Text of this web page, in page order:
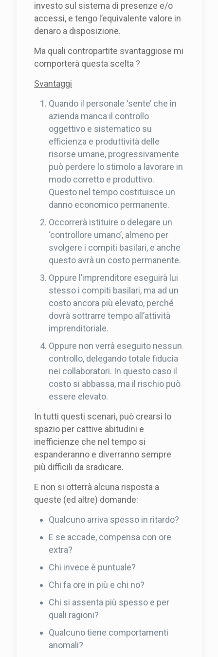
investo sul sistema di presenze e/o
accessi, e tengo l’equivalente valore in
denaro a disposizione.
Ma quali contropartite svantaggiose mi
comporterà questa scelta ?
Svantaggi
Quando il personale ‘sente’ che in
azienda manca il controllo
oggettivo e sistematico su
efficienza e produttività delle
risorse umane, progressivamente
può perdere lo stimolo a lavorare in
modo corretto e produttivo.
Questo nel tempo costituisce un
danno economico permanente.
Occorrerà istituire o delegare un
‘controllore umano’, almeno per
svolgere i compiti basilari, e anche
questo avrà un costo permanente.
Oppure l’imprenditore eseguirà lui
stesso i compiti basilari, ma ad un
costo ancora più elevato, perché
dovrà sottrarre tempo all’attività
imprenditoriale.
Oppure non verrà eseguito nessun
controllo, delegando totale fiducia
nei collaboratori. In questo caso il
costo si abbassa, ma il rischio può
essere elevato.
In tutti questi scenari, può crearsi lo
spazio per cattive abitudini e
inefficienze che nel tempo si
espanderanno e diverranno sempre
più difficili da sradicare.
E non si otterrà alcuna risposta a
queste (ed altre) domande:
Qualcuno arriva spesso in ritardo?
E se accade, compensa con ore
extra?
Chi invece è puntuale?
Chi fa ore in più e chi no?
Chi si assenta più spesso e per
quali ragioni?
Qualcuno tiene comportamenti
anomali?